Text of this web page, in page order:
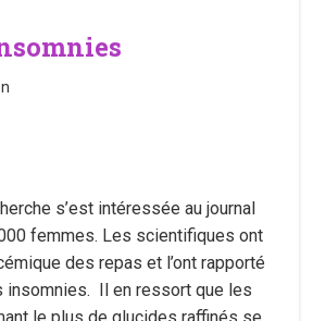
s’est intéressée au journal
femmes. Les scientifiques ont
des repas et l’ont rapporté
insomnies. Il en ressort que les